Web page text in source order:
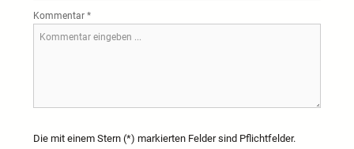
Kommentar *
Die mit einem Stern (*) markierten Felder sind Pflichtfelder.